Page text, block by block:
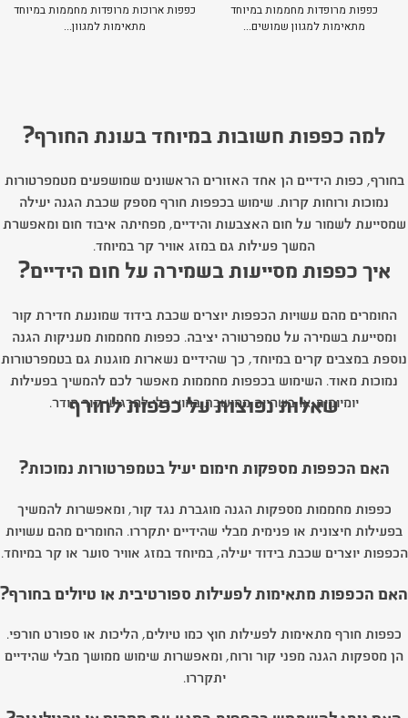
כפפות מרופדות מחממות במיוחד
מתאימות למגוון שמושים...
כפפות ארוכות מרופדות מחממות במיוחד
מתאימות למגוון...
למה כפפות חשובות במיוחד בעונת החורף?
בחורף, כפות הידיים הן אחד האזורים הראשונים שמושפעים מטמפרטורות
נמוכות ורוחות קרות. שימוש בכפפות חורף מספק שכבת הגנה יעילה
שמסייעת לשמור על חום האצבעות והידיים, מפחיתה איבוד חום ומאפשרת
המשך פעילות גם במזג אוויר קר במיוחד.
איך כפפות מסייעות בשמירה על חום הידיים?
החומרים מהם עשויות הכפפות יוצרים שכבת בידוד שמונעת חדירת קור
ומסייעת בשמירה על טמפרטורה יציבה. כפפות מחממות מעניקות הגנה
נוספת במצבים קרים במיוחד, כך שהידיים נשארות מוגנות גם בטמפרטורות
נמוכות מאוד. השימוש בכפפות מחממות מאפשר לכם להמשיך בפעילות
יומיומית או בשהייה ממושכת בחוץ בלי להרגיש קור חודר.
שאלות נפוצות על כפפות לחורף
האם הכפפות מספקות חימום יעיל בטמפרטורות נמוכות?
כפפות מחממות מספקות הגנה מוגברת נגד קור, ומאפשרות להמשיך
בפעילות חיצונית או פנימית מבלי שהידיים יתקררו. החומרים מהם עשויות
הכפפות יוצרים שכבת בידוד יעילה, במיוחד במזג אוויר סוער או קר במיוחד.
האם הכפפות מתאימות לפעילות ספורטיבית או טיולים בחורף?
כפפות חורף מתאימות לפעילות חוץ כמו טיולים, הליכות או ספורט חורפי.
הן מספקות הגנה מפני קור ורוח, ומאפשרות שימוש ממושך מבלי שהידיים
יתקררו.